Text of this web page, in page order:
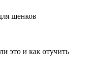
щенков
это и как отучить